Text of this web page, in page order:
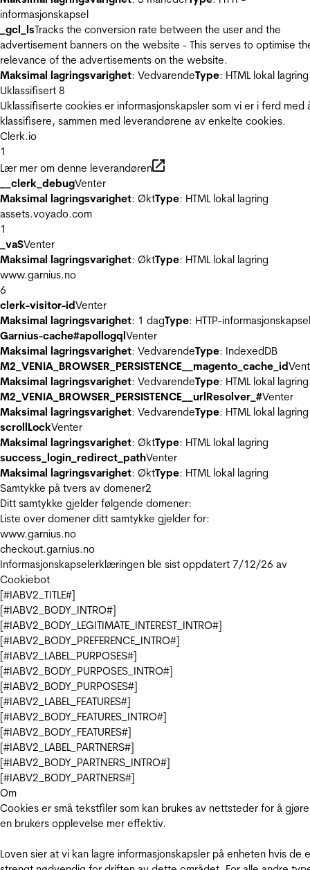
informasjonskapsel
_gcl_lsTracks the conversion rate between the user and the
advertisement banners on the website - This serves to optimise
relevance of the advertisements on the website.
Maksimal lagringsvarighet: VedvarendeType: HTML lokal lagring
Uklassifisert 8
Uklassifiserte cookies er informasjonskapsler som vi er i ferd med
klassifisere, sammen med leverandørene av enkelte cookies.
Clerk.io
1
Lær mer om denne leverandøren
__clerk_debugVenter
Maksimal lagringsvarighet: ØktType: HTML lokal lagring
assets.voyado.com
1
_vaSVenter
Maksimal lagringsvarighet: ØktType: HTML lokal lagring
www.garnius.no
6
clerk-visitor-idVenter
Maksimal lagringsvarighet: 1 dagType: HTTP-informasjonskapsel
Garnius-cache#apollogqlVenter
Maksimal lagringsvarighet: VedvarendeType: IndexedDB
M2_VENIA_BROWSER_PERSISTENCE__magento_cache_id
Maksimal lagringsvarighet: VedvarendeType: HTML lokal lagring
M2_VENIA_BROWSER_PERSISTENCE__urlResolver_#Venter
Maksimal lagringsvarighet: VedvarendeType: HTML lokal lagring
scrollLockVenter
Maksimal lagringsvarighet: ØktType: HTML lokal lagring
success_login_redirect_pathVenter
Maksimal lagringsvarighet: ØktType: HTML lokal lagring
Samtykke på tvers av domener2
Ditt samtykke gjelder følgende domener:
Liste over domener ditt samtykke gjelder for:
www.garnius.no
checkout.garnius.no
Informasjonskapselerklæringen ble sist oppdatert 7/12/26 av
Cookiebot
[#IABV2_TITLE#]
[#IABV2_BODY_INTRO#]
[#IABV2_BODY_LEGITIMATE_INTEREST_INTRO#]
[#IABV2_BODY_PREFERENCE_INTRO#]
[#IABV2_LABEL_PURPOSES#]
[#IABV2_BODY_PURPOSES_INTRO#]
[#IABV2_BODY_PURPOSES#]
[#IABV2_LABEL_FEATURES#]
[#IABV2_BODY_FEATURES_INTRO#]
[#IABV2_BODY_FEATURES#]
[#IABV2_LABEL_PARTNERS#]
[#IABV2_BODY_PARTNERS_INTRO#]
[#IABV2_BODY_PARTNERS#]
Om
Cookies er små tekstfiler som kan brukes av nettsteder for å gjøre
en brukers opplevelse mer effektiv.
Loven sier at vi kan lagre informasjonskapsler på enheten hvis de